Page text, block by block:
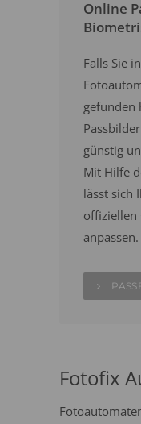
Online
Falls Sie
gefunden
günstig
Mit Hilfe
lässt sich
offiziellen
anpassen.
Fotofix